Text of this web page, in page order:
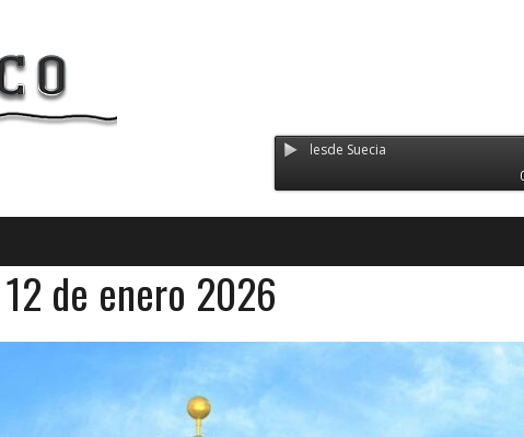
Radio Orinoco - Transmitiendo desde Suecia
de enero 2026